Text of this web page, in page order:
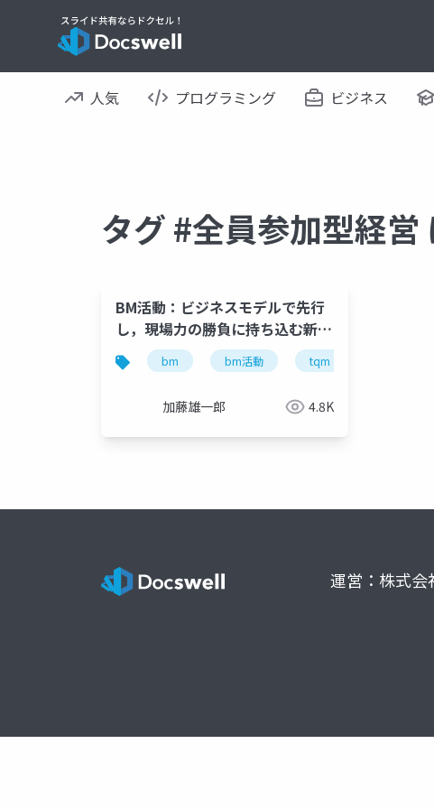
人気 プログラミング ビジネス
タグ #全員参加型経営
BM活動：ビジネスモデルで先行
し，現場力の勝負に持ち込む新た
な全員参加型経営
bm bm活動 tqm
加藤雄一郎 4.8K
運営：株式会